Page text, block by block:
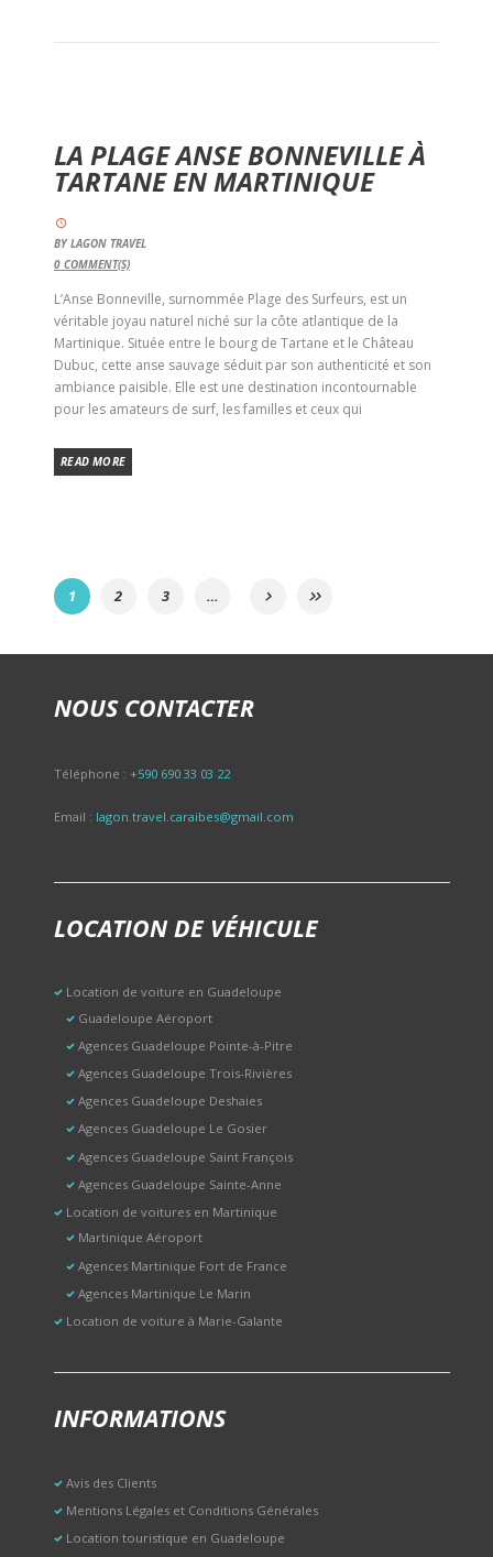
LA PLAGE ANSE BONNEVILLE À
TARTANE EN MARTINIQUE
BYLAGON TRAVEL
0 COMMENT(S)
L’Anse Bonneville, surnommée Plage des Surfeurs, est un
véritable joyau naturel niché sur la côte atlantique de la
Martinique. Située entre le bourg de Tartane et le Château
Dubuc, cette anse sauvage séduit par son authenticité et son
ambiance paisible. Elle est une destination incontournable
pour les amateurs de surf, les familles et ceux qui
READ MORE
1 2 3 …
NOUS CONTACTER
Téléphone : +590 690 33 03 22
Email : lagon.travel.caraibes@gmail.com
LOCATION DE VÉHICULE
Location de voiture en Guadeloupe
Guadeloupe Aéroport
Agences Guadeloupe Pointe-à-Pitre
Agences Guadeloupe Trois-Rivières
Agences Guadeloupe Deshaies
Agences Guadeloupe Le Gosier
Agences Guadeloupe Saint François
Agences Guadeloupe Sainte-Anne
Location de voitures en Martinique
Martinique Aéroport
Agences Martinique Fort de France
Agences Martinique Le Marin
Location de voiture à Marie-Galante
INFORMATIONS
Avis des Clients
Mentions Légales et Conditions Générales
Location touristique en Guadeloupe